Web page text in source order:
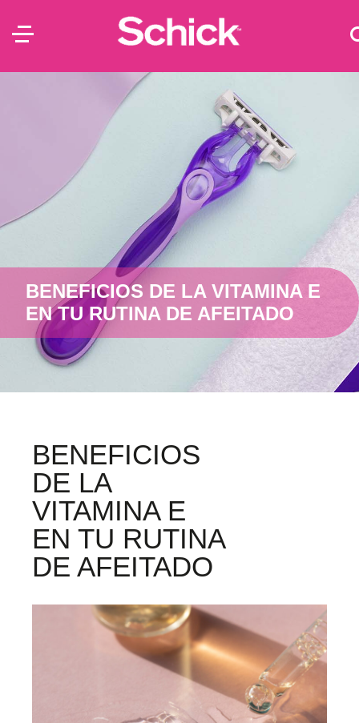
BENEFICIOS DE LA VITAMINA E
EN TU RUTINA DE AFEITADO
BENEFICIOS
DE LA
VITAMINA E
EN TU RUTINA
DE AFEITADO